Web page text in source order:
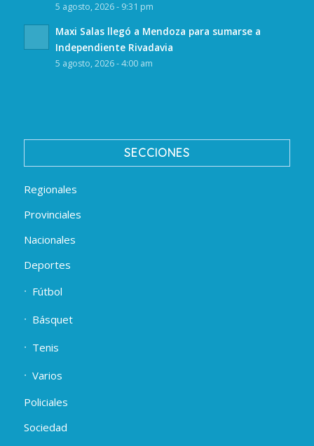
5 agosto, 2026 - 9:31 pm
Maxi Salas llegó a Mendoza para sumarse a
Independiente Rivadavia
5 agosto, 2026 - 4:00 am
SECCIONES
Regionales
Provinciales
Nacionales
Deportes
Fútbol
Básquet
Tenis
Varios
Policiales
Sociedad